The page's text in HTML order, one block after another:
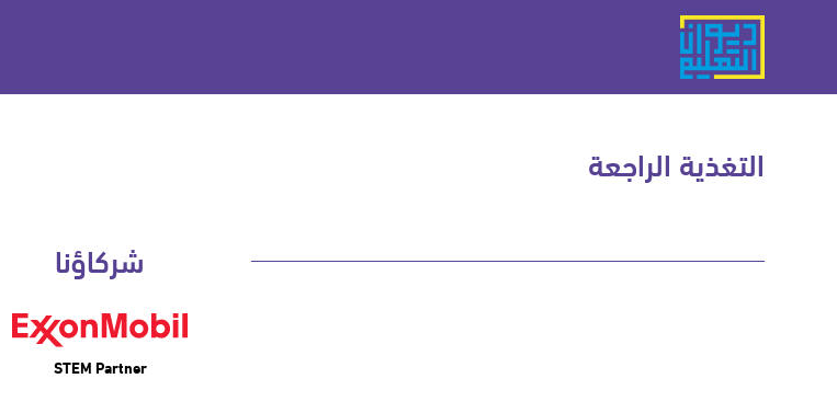
التغذية الراجعة
شركاؤنا
STEM Partner